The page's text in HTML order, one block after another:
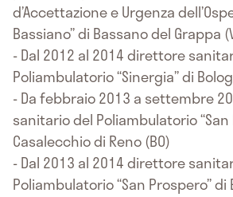
d’Accettazione e Urgenza
Bassiano” di Bassano del Grappa
- Dal 2012 al 2014 direttore
Poliambulatorio “Sinergia” di
- Da febbraio 2013 a settembre
sanitario del Poliambulatorio “San
Casalecchio di Reno (BO)
- Dal 2013 al 2014 direttore
Poliambulatorio “San Prospero” di